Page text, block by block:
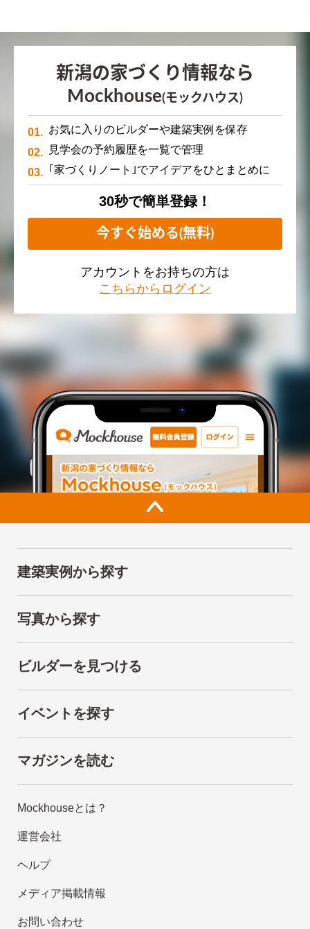
新潟の家づくり情報なら
Mockhouse(モックハウス)
お気に入りのビルダーや建築実例を保存
見学会の予約履歴を一覧で管理
｢家づくりノート｣でアイデアをひとまとめに
30秒で簡単登録！
今すぐ始める(無料)
アカウントをお持ちの方は
こちらからログイン
建築実例から探す
写真から探す
ビルダーを見つける
イベントを探す
マガジンを読む
Mockhouseとは？
運営会社
ヘルプ
メディア掲載情報
お問い合わせ